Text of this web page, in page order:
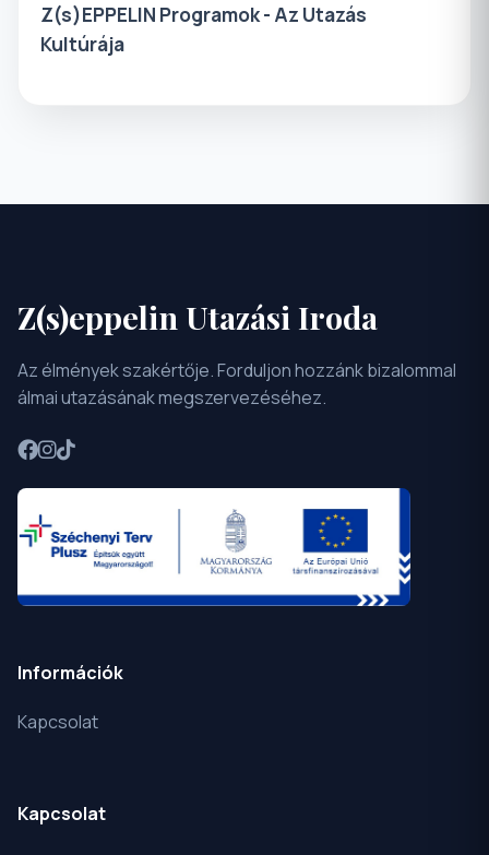
Z(s)EPPELIN Programok - Az Utazás
Kultúrája
Z(s)eppelin Utazási Iroda
Az élmények szakértője. Forduljon hozzánk bizalommal
álmai utazásának megszervezéséhez.
Információk
Kapcsolat
Kapcsolat